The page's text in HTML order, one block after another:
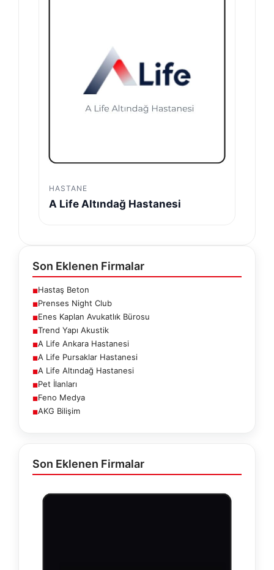
HASTANE
A Life Altındağ Hastanesi
Son Eklenen Firmalar
■Hastaş Beton
■Prenses Night Club
■Enes Kaplan Avukatlık Bürosu
■Trend Yapı Akustik
■A Life Ankara Hastanesi
■A Life Pursaklar Hastanesi
■A Life Altındağ Hastanesi
■Pet İlanları
■Feno Medya
■AKG Bilişim
Son Eklenen Firmalar